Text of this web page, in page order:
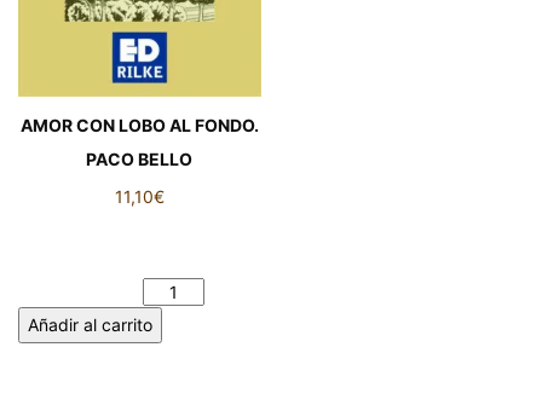
AMOR CON LOBO AL FONDO.
PACO BELLO
11,10€
Añadir al carrito